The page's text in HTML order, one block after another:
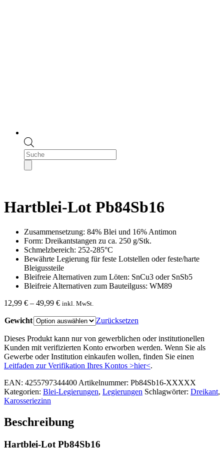
Products
search
Hartblei-Lot Pb84Sb16
Zusammensetzung: 84% Blei und 16% Antimon
Form: Dreikantstangen zu ca. 250 g/Stk.
Schmelzbereich: 252-285°C
Bewährte Legierung für feste Lotstellen oder feste/harte
Bleigussteile
Bleifreie Alternativen zum Löten: SnCu3 oder SnSb5
Bleifreie Alternativen zum Bauteilguss: WM89
12,99 € – 49,99 €Preisspanne:
bis
inkl. MwSt.
Gewicht Zurücksetzen
Dieses Produkt kann nur von gewerblichen oder institutionellen
Kunden mit verifizierten Konto erworben werden. Wenn Sie als
Gewerbe oder Institution einkaufen wollen, finden Sie einen
Leitfaden zur Verifikation Ihres Kontos >hier<.
EAN: 4255797344400 Artikelnummer: Pb84Sb16-XXXXX
Kategorien: Blei-Legierungen, Legierungen Schlagwörter: Dreikant,
Karosseriezinn
Beschreibung
Hartblei-Lot Pb84Sb16